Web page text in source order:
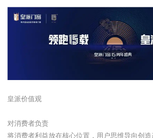
皇派价值观
对消费者负责
将消费者利益放在核心位置， 用户思维导向创